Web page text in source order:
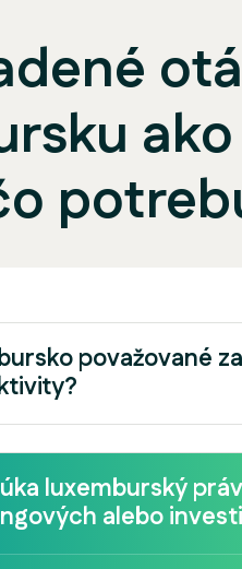
považované
luxemburský
alebo